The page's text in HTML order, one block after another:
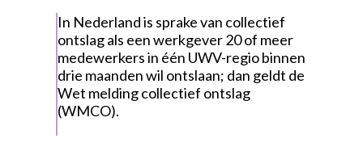
In Nederland is sprake van collectief
ontslag als een werkgever 20 of meer
medewerkers in één UWV-regio binnen
drie maanden wil ontslaan; dan geldt de
Wet melding collectief ontslag
(WMCO).